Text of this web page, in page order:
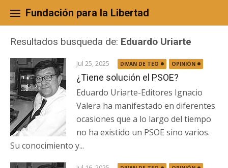
content
Fundación para la Libertad
Resultados busqueda de: Eduardo Uriarte
Jul 25, 2025 DIVAN DE TEO OPINIÓN
¿Tiene solución el PSOE?
Eduardo Uriarte-Editores Ignacio
Valera ha manifestado en diferentes
ocasiones que a lo largo del tiempo
no ha existido un PSOE sino varios.
Su conocimiento y...